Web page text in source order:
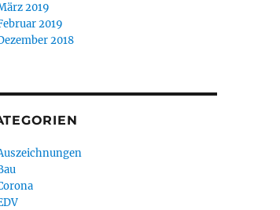
2019
2019
2018